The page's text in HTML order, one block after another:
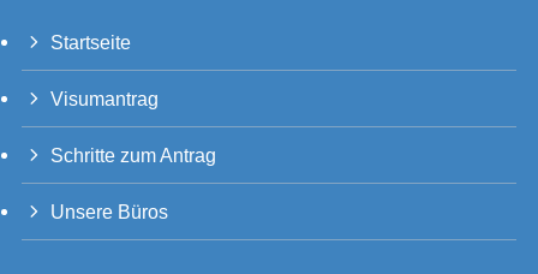
Startseite
Visumantrag
Schritte zum Antrag
Unsere Büros
TH
PT_BR